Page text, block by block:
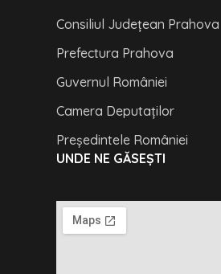
Consiliul Județean Prahova
Prefectura Prahova
Guvernul României
Camera Deputaților
Președintele României
UNDE NE GĂSEȘTI